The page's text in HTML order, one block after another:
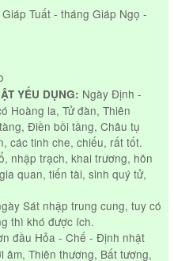
Tuất - tháng Giáp Ngọ -
YẾU DỤNG: Ngày Định -
Hoàng la, Tử đàn, Thiên
Điền bồi tầng, Châu tụ
các tinh che, chiếu, rất tốt.
nhập trạch, khai trương, hôn
quan, tiến tài, sinh quý tử,
Sát nhập trung cung, tuy có
thì khó được ích.
đầu Hỏa - Chế - Định nhật
âm, Thiên thương, Bất tương,